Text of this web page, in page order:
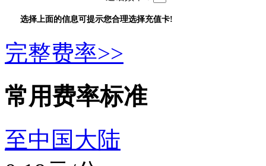
选择上面的信息可提示您合理选择充值卡!
完整费率>>
常用费率标准
至中国大陆